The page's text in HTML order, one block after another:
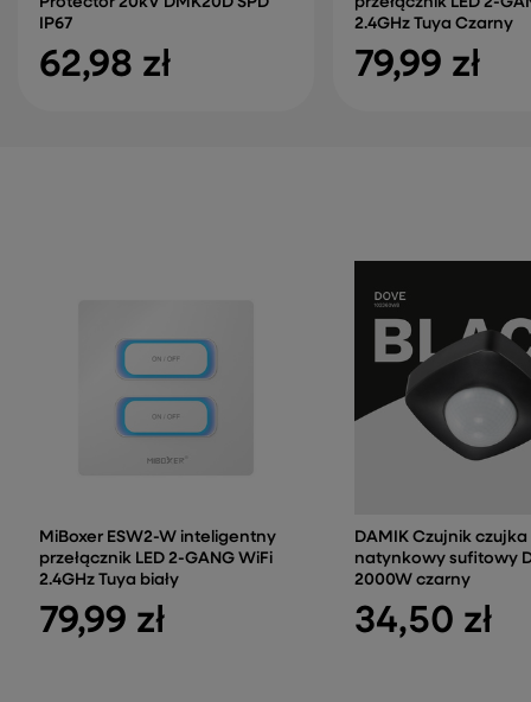
IP67
62,98 zł
2.4GHz Tuya Czarny
79,99 zł
MiBoxer ESW2-W inteligentny
przełącznik LED 2-GANG WiFi
2.4GHz Tuya biały
79,99 zł
DAMIK Czujnik czujka
natynkowy sufitowy
2000W czarny
34,50 zł